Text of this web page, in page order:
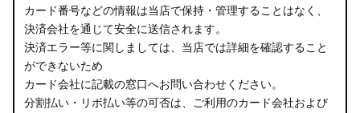
カード番号などの情報は当店で保持・管理することはなく、
決済会社を通じて安全に送信されます。
決済エラー等に関しましては、当店では詳細を確認すること
ができないため
カード会社に記載の窓口へお問い合わせください。
分割払い・リボ払い等の可否は、ご利用のカード会社および